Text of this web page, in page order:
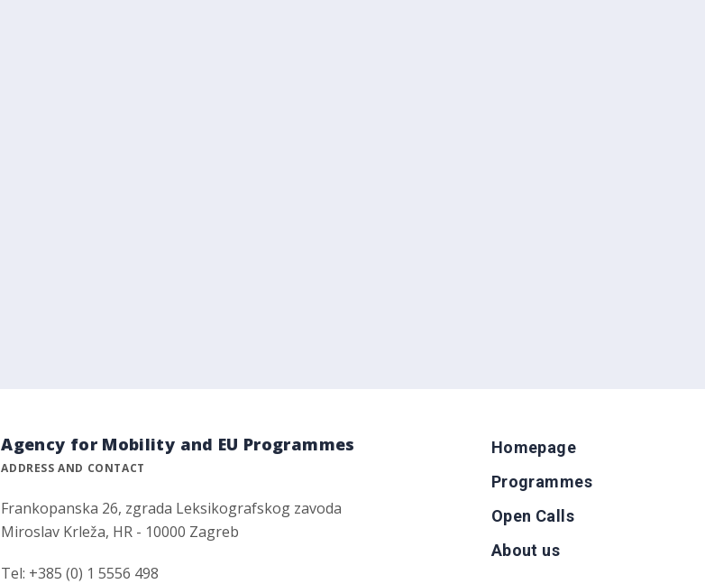
Agency for Mobility and EU Programmes
ADDRESS AND CONTACT
Frankopanska 26, zgrada Leksikografskog zavoda
Miroslav Krleža, HR - 10000 Zagreb
Tel: +385 (0) 1 5556 498
Homepage
Programmes
Open Calls
About us